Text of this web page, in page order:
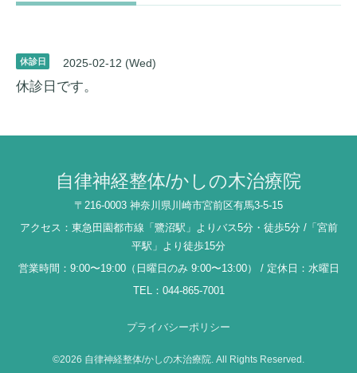
休診日 2025-02-12 (Wed)
休診日です。
自律神経整体/かしの木治療院
〒216-0003 神奈川県川崎市宮前区有馬3-5-15
アクセス：東急田園都市線「鷺沼駅」よりバス5分・徒歩5分 /「宮前
平駅」より徒歩15分
営業時間：9:00〜19:00（日曜日のみ 9:00〜13:00） / 定休日：水曜日
TEL：044-865-7001
プライバシーポリシー
©2026 自律神経整体/かしの木治療院 . All Rights Reserved.